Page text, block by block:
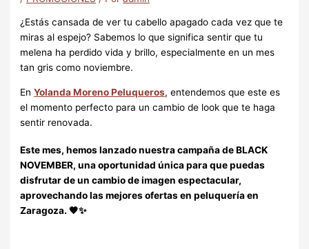
¿Estás cansada de ver tu cabello apagado cada vez que te
miras al espejo? Sabemos lo que significa sentir que tu
melena ha perdido vida y brillo, especialmente en un mes
tan gris como noviembre.
EnYolanda Moreno Peluqueros, entendemos que este es
el momento perfecto para un cambio de look que te haga
sentir renovada.
Este mes, hemos lanzado nuestra campaña deBLACK
NOVEMBER, una oportunidad única para que puedas
disfrutar de uncambio de imagen espectacular,
aprovechando las mejoresofertas en peluquería en
Zaragoza. 🖤✨